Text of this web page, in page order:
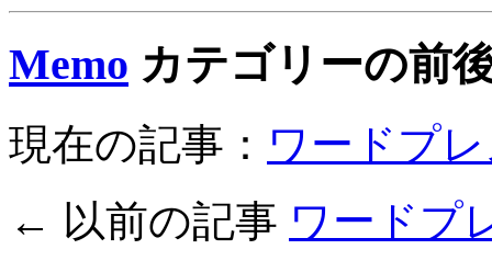
Memo カテゴリーの前
現在の記事： ワードプ
← 以前の記事 ワードプ